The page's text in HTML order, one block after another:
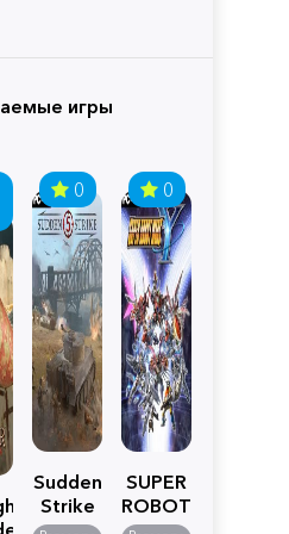
игры
0
Sudden
Strike
5
0
SUPER
ROBOT
WARS